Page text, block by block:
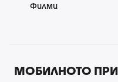
Филми
МОБИЛНОТО